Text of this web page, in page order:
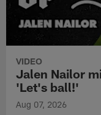
VIDEO
Jalen Nailor
'Let's ball!'
Aug 07, 2026